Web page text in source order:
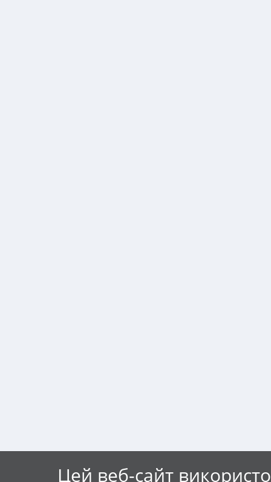
Цей веб-сайт